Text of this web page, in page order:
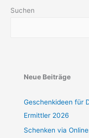
Suchen
Neue Beiträge
Geschenkideen für
Ermittler 2026
Schenken via